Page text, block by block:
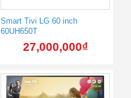
Smart Tivi LG 60 inch
60UH650T
27,000,000₫